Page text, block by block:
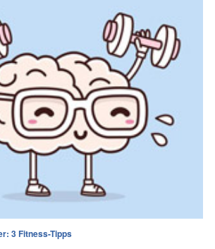
3 Fitness-Tipps